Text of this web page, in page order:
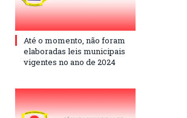
Até o momento, não foram
elaboradas leis municipais
vigentes no ano de 2024